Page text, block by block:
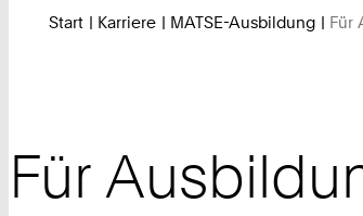
Start Karriere MATSE-Ausbildung Für
Für